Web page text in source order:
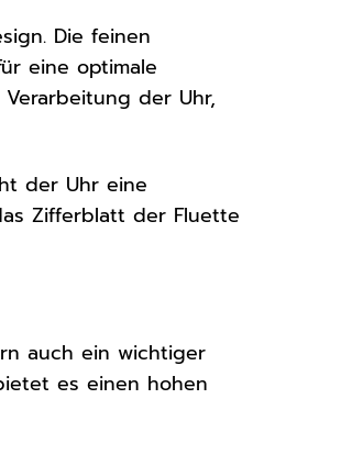
Die feinen
eine optimale
der Uhr,
der Uhr eine
Zifferblatt der Fluette
auch ein wichtiger
es einen hohen